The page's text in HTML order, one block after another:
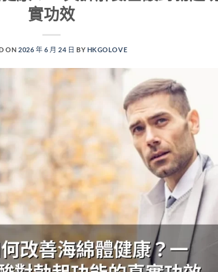
實功效
ON 2026 年 6 月 24 日 BY HKGOLOVE